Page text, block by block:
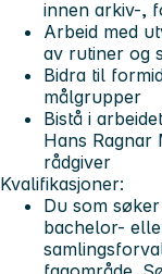
innen arkiv-,
Arbeid med
av rutiner og
Bidra til
målgrupper
Bistå i
Hans Ragnar
rådgiver
Kvalifikasjoner:
Du som
bachelor-